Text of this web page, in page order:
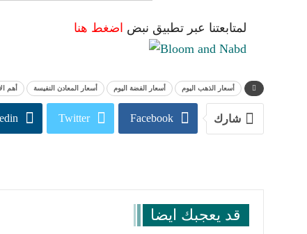
لمتابعتنا عبر تطبيق نبض اضغط هنا
أسعار الذهب اليوم أسعار الفضة اليوم أسعار المعادن النفيسة أهم
شارك Facebook
Twitter
قد يعجبك ايضا